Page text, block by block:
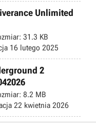
Unlimited
31.3 KB
16 lutego 2025
2
8.2 MB
22 kwietnia 2026